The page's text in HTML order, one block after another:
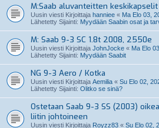
M:Saab aluvanteitten keskikapselit
Uusin viesti Kirjoittaja hanniee « Ma Elo 03,
Lähetetty Sijainti: Myydään Saabin osat ja
M: Saab 9-3 SC 1.8t 2008, 2550e
Uusin viesti Kirjoittaja JohnJocke « Ma Elo
Lähetetty Sijainti: Myydään Saabit
NG 9-3 Aero / Kotka
Uusin viesti Kirjoittaja Aemilia « Su Elo 02,
Lähetetty Sijainti: Olitko se sinä?
Ostetaan Saab 9-3 SS (2003)
liitin johtoineen
Uusin viesti Kirjoittaja Royzz83 « Su Elo 02,